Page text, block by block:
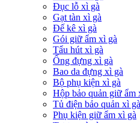
Đục lỗ xì gà
Gạt tàn xì gà
Đế kê xì gà
Gói giữ ẩm xì gà
Tẩu hút xì gà
Ống đựng xì gà
Bao da đựng xì gà
Bộ phụ kiện xì gà
Hộp bảo quản giữ ẩm
Tủ điện bảo quản xì gà
Phụ kiện giữ ẩm xì gà